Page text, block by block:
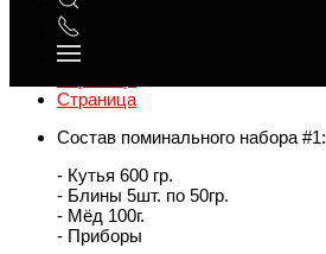
Характеристики
Отзывы
Страница
Страница
Состав поминального набора #1:
- Кутья 600 гр.
- Блины 5шт. по 50гр.
- Мёд 100г.
- Приборы